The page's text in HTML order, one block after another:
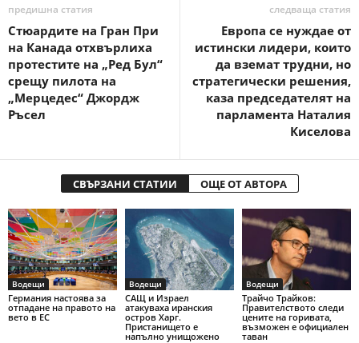
предишна статия
Стюардите на Гран При
на Канада отхвърлиха
протестите на „Ред Бул“
срещу пилота на
„Мерцедес“ Джордж
Ръсел
следваща статия
Европа се нуждае от
истински лидери, които
да вземат трудни, но
стратегически решения,
каза председателят на
парламента Наталия
Киселова
СВЪРЗАНИ СТАТИИ ОЩЕ ОТ АВТОРА
Водещи
Германия настоява за
отпадане на правото на
вето в ЕС
Водещи
САЩ и Израел
атакуваха иранския
остров Харг.
Пристанището е
напълно унищожено
Водещи
Трайчо Трайков:
Правителството следи
цените на горивата,
възможен е официален
таван